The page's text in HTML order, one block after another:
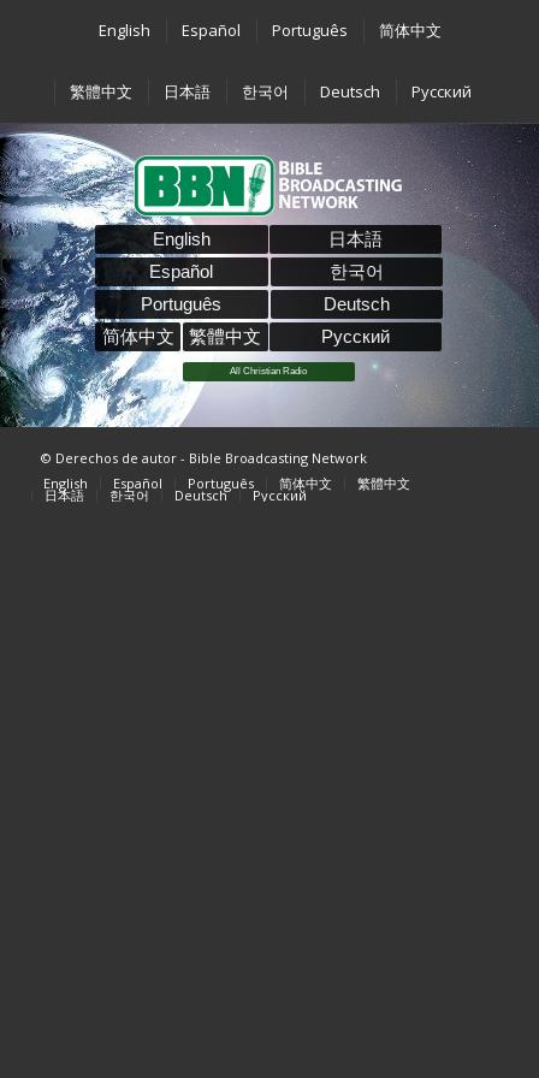
English Español Português 简体中文
繁體中文 日本語 한국어 Deutsch Pусский
English
Español
Português
简体中文
繁體中文
日本語
한국어
Deutsch
Pусский
All Christian Radio
© Derechos de autor - Bible Broadcasting Network
English
Español Português 简体中文 繁體中文
日本語 한국어 Deutsch Pусский